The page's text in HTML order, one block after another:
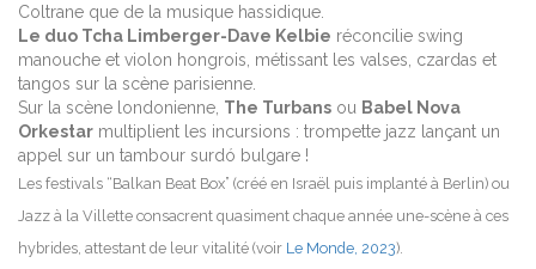
Coltrane que de la musique hassidique.
Le duo Tcha Limberger-Dave Kelbie réconcilie swing
manouche et violon hongrois, métissant les valses, czardas et
tangos sur la scène parisienne.
Sur la scène londonienne, The Turbans ou Babel Nova
Orkestar multiplient les incursions : trompette jazz lançant un
appel sur un tambour surdó bulgare !
Les festivals “Balkan Beat Box” (créé en Israël puis implanté à Berlin) ou
Jazz à la Villette consacrent quasiment chaque année une-scène à ces
hybrides, attestant de leur vitalité (voir Le Monde, 2023).